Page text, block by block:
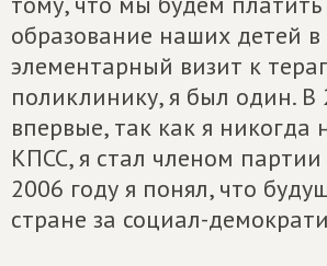
образование наших детей в
элементарный визит к
поликлинику, я был один. В
впервые, так как я никогда
КПСС, я стал членом партии
2006 году я понял, что
стране за социал-